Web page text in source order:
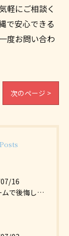
軽にご相談く
で安心できる
度お問い合わ
次のページ >
16
リフォームで後悔しない使いやすいキッチンとは｜沖縄の戸建てリフォームのポイント